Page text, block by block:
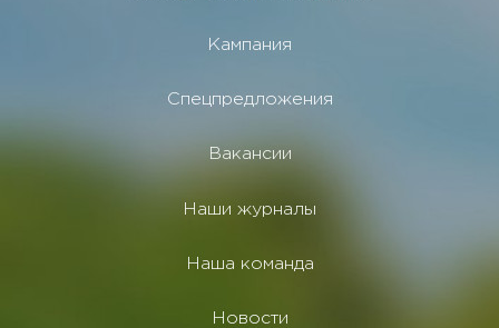
Кампания
Спецпредложения
Вакансии
Наши журналы
Наша команда
Новости